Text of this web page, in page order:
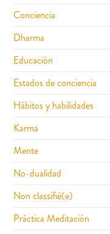
Conciencia
Dharma
Educación
Estados de conciencia
Hábitos y habilidades
Karma
Mente
No-dualidad
Non classifié(e)
Práctica Meditación